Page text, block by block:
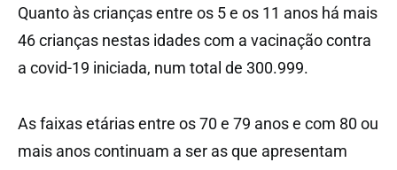
Quanto às crianças entre os 5 e os 11 anos há mais
46 crianças nestas idades com a vacinação contra
a covid-19 iniciada, num total de 300.999.
As faixas etárias entre os 70 e 79 anos e com 80 ou
mais anos continuam a ser as que apresentam